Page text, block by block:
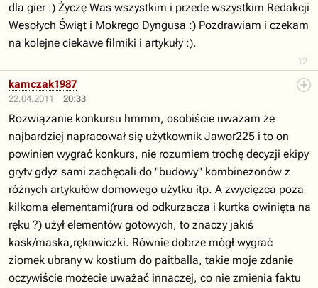
12
dla gier :) Życzę Was wszystkim i przede wszystkim Redakcji
Wesołych Świąt i Mokrego Dyngusa :) Pozdrawiam i czekam
na kolejne ciekawe filmiki i artykuły :).
22.04.2011 20:33
kamczak1987
Rozwiązanie konkursu hmmm, osobiście uważam że
najbardziej napracował się użytkownik Jawor225 i to on
powinien wygrać konkurs, nie rozumiem trochę decyzji ekipy
grytv gdyż sami zachęcali do "budowy" kombinezonów z
różnych artykułów domowego użytku itp. A zwycięzca poza
kilkoma elementami(rura od odkurzacza i kurtka owinięta na
ręku ?) użył elementów gotowych, to znaczy jakiś
kask/maska,rękawiczki. Równie dobrze mógł wygrać
ziomek ubrany w kostium do paitballa, takie moje zdanie
oczywiście możecie uważać innaczej, co nie zmienia faktu